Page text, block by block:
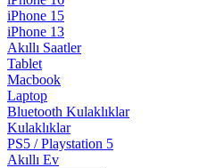
iPhone 15
iPhone 13
Akıllı Saatler
Tablet
Macbook
Laptop
Bluetooth Kulaklıklar
Kulaklıklar
PS5 / Playstation 5
Akıllı Ev